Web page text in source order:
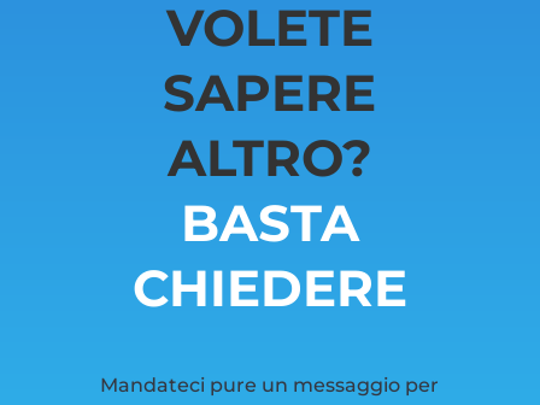
VOLETE
SAPERE
ALTRO?
BASTA
CHIEDERE
Mandateci pure un messaggio per